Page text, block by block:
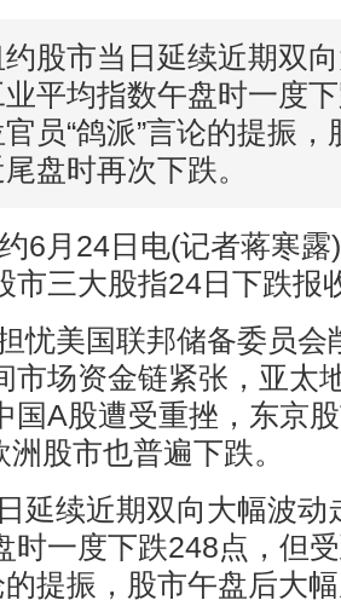
济
股市当日延续近期双
平均指数午盘时一度
员“鸽派”言论的提振
盘时再次下跌。
6月24日电(记者蒋寒
市三大股指24日下跌报
忧美国联邦储备委员会
市场资金链紧张，亚太
国A股遭受重挫，东京
股市也普遍下跌。
延续近期双向大幅波动
时一度下跌248点，但
的提振，股市午盘后大